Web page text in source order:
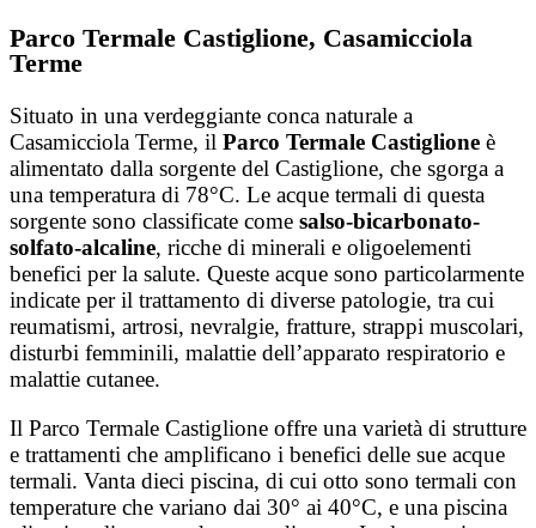
Parco Termale Castiglione, Casamicciola
Terme
Situato in una verdeggiante conca naturale a
Casamicciola Terme, il Parco Termale Castiglione è
alimentato dalla sorgente del Castiglione, che sgorga a
una temperatura di 78°C. Le acque termali di questa
sorgente sono classificate come salso-bicarbonato-
solfato-alcaline, ricche di minerali e oligoelementi
benefici per la salute. Queste acque sono particolarmente
indicate per il trattamento di diverse patologie, tra cui
reumatismi, artrosi, nevralgie, fratture, strappi muscolari,
disturbi femminili, malattie dell’apparato respiratorio e
malattie cutanee.
Il Parco Termale Castiglione offre una varietà di strutture
e trattamenti che amplificano i benefici delle sue acque
termali. Vanta dieci piscina, di cui otto sono termali con
temperature che variano dai 30° ai 40°C, e una piscina